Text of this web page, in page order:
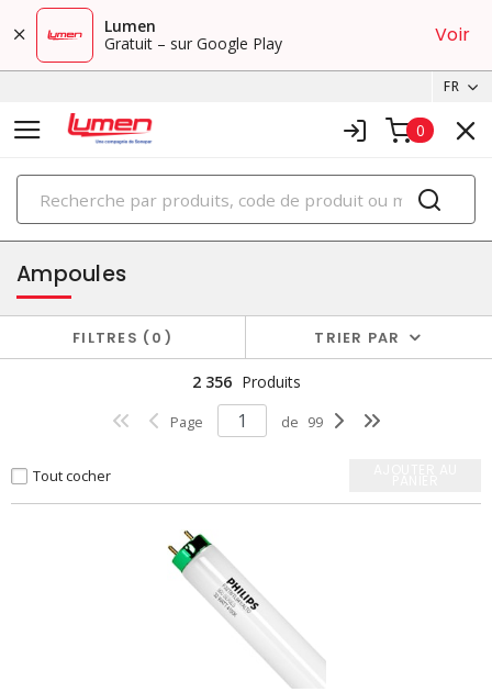
Lumen
Gratuit – sur Google Play
Voir
FR
0
PRODUITS
éclairage
Ampoules
FILTRES 0 TRIER PAR
2 356 Produits
Page de 99
Tout cocher